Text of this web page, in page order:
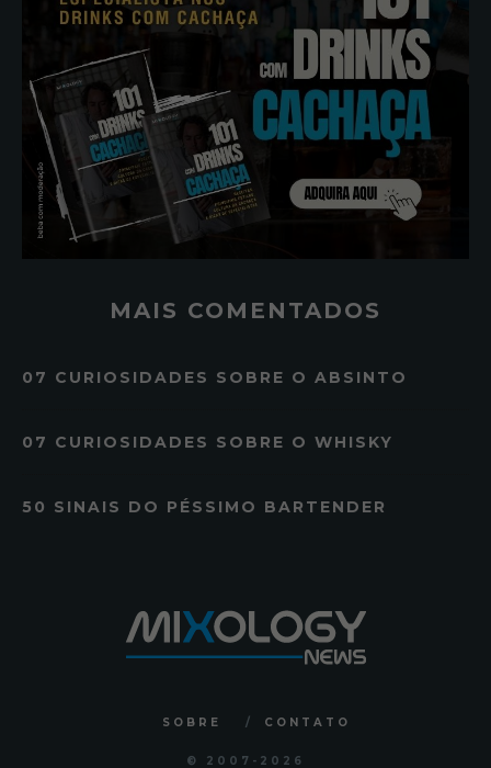
MAIS COMENTADOS
07 CURIOSIDADES SOBRE O ABSINTO
07 CURIOSIDADES SOBRE O WHISKY
50 SINAIS DO PÉSSIMO BARTENDER
SOBRE CONTATO
© 2007 -2026